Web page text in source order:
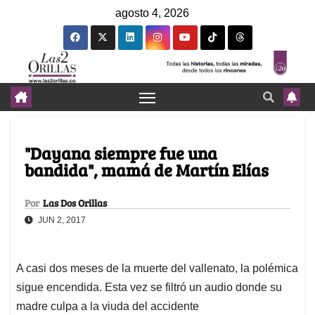
agosto 4, 2026
"Dayana siempre fue una
bandida", mamá de Martín Elías
Por Las Dos Orillas
JUN 2, 2017
A casi dos meses de la muerte del vallenato, la polémica
sigue encendida. Esta vez se filtró un audio donde su
madre culpa a la viuda del accidente